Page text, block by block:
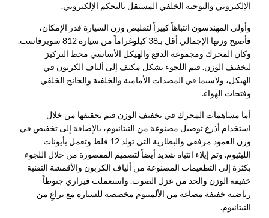
الإلكتروني والتوجيه الخلفي المستقل بالتحكم الإلكتروني.
وأولى المهندسون انتباهاً كبيراً لتقليص وزن السيارة قدر الإمكان،
فأصبح وزنها الإجمالي أقل بـ38 كيلوغراماً من سيارة 812 سوبرفاست.
وكان المحرك ومجموعة الدفع والهيكل الأساسي محط التركيز
لتخفيف الوزن. فتم اللجوء بشكل مكثف إلى ألياف الكربون في
الهيكل، ولاسيما في المصدات الأمامية والخلفية والجانح الخلفي
وفتحات الهواء.
أما مساهمات المحرك في تخفيف الوزن فتم تحقيقها من خلال
استخدام أذرع توصيل مصنوعة من التيتانيوم، بالإضافة إلى تخفيض في
وزن العمود مرفقي والبطارية التي تولد 12 فلط وتعمل بأيونات
الليثيوم. وتم إيلاء انتباه شديد أيضاً لتصميم المقصورة من خلال اللجوء
بكثرة إلى التطعيمات المصنوعة من ألياف الكربون والأقمشة التقنية
خفيفة الوزن والحد من عزل الصوت. واستعملت فيراري جنوطاً
رياضية خفيفة مصاغة من الألمنيوم مخصصة للسيارة مع براغِ من
التيتانيوم.